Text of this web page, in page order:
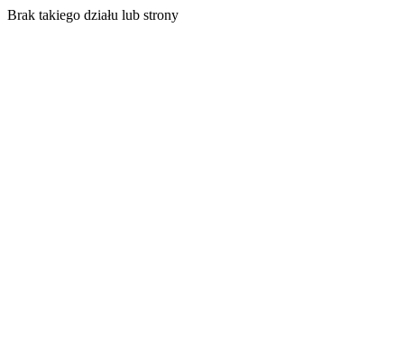
Brak takiego działu lub strony